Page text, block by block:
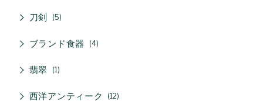
刀剣 5
ブランド食器 4
翡翠 1
西洋アンティーク 12